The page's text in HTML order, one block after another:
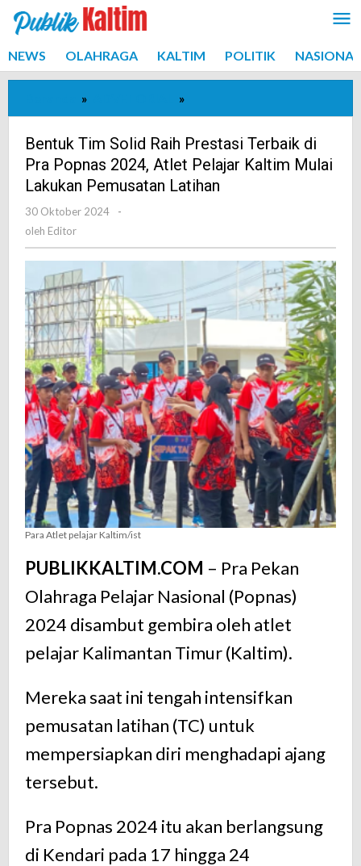
Lewati
konten
NEWS OLAHRAGA KALTIM POLITIK NASIONAL
» »
Tim
Solid
Raih
Prestasi
Terbaik
Popnas
Pelajar
Kaltim
Mulai
Lakukan
Pemusatan
Latihan
Bentuk Tim Solid Raih Prestasi Terbaik di
Pra Popnas 2024, Atlet Pelajar Kaltim Mulai
Lakukan Pemusatan Latihan
30 Oktober 2024
oleh
-
oleh Editor
Para Atlet pelajar Kaltim/ist
PUBLIKKALTIM.COM – Pra Pekan
Olahraga Pelajar Nasional (Popnas)
2024 disambut gembira oleh atlet
pelajar Kalimantan Timur (Kaltim).
Mereka saat ini tengah intensifkan
pemusatan latihan (TC) untuk
mempersiapkan diri menghadapi ajang
tersebut.
Pra Popnas 2024 itu akan berlangsung
di Kendari pada 17 hingga 24